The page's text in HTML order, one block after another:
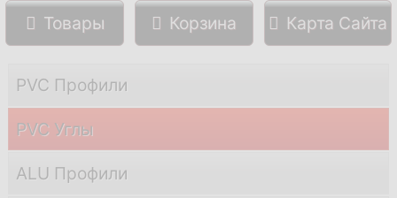
Товары Корзина Карта Сайта
PVC Профили
PVC Углы
ALU Профили